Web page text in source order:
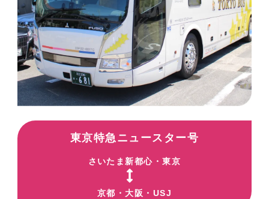
東京特急ニュースター号
さいたま新都心・東京
京都・大阪・USJ